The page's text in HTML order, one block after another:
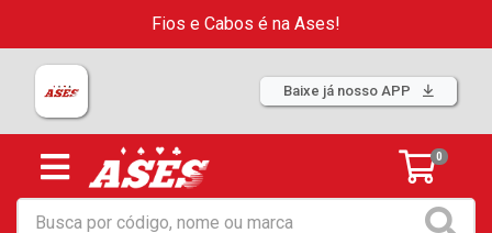
Fios e Cabos é na Ases!
Baixe já nosso APP
0